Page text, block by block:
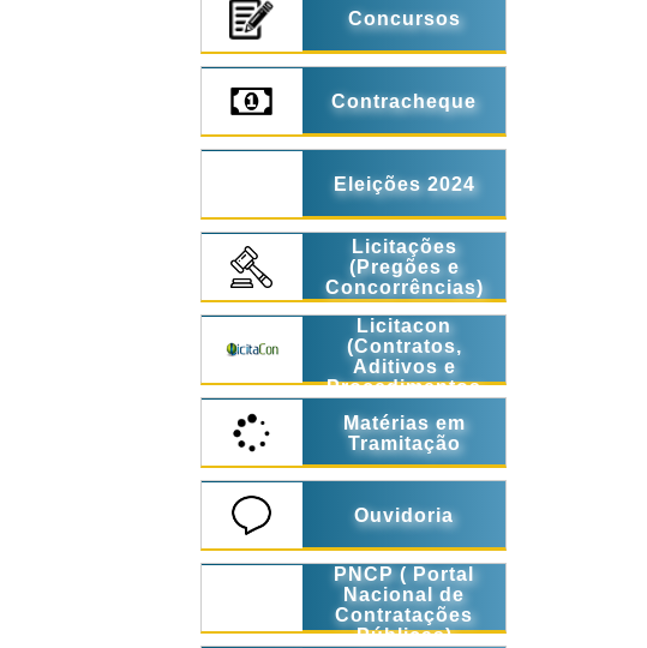
Concursos
Contracheque
Eleições 2024
Licitações
(Pregões e
Concorrências)
Licitacon
(Contratos,
Aditivos e
Procedimentos
Matérias em
Tramitação
Ouvidoria
PNCP ( Portal
Nacional de
Contratações
Públicas)